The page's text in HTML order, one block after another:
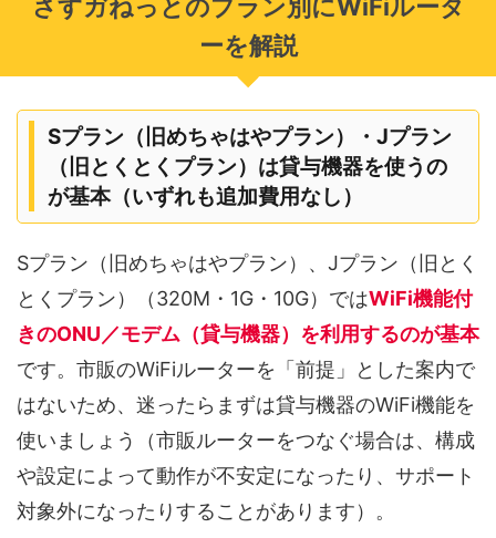
さすガねっとのプラン別にWiFiルータ
ーを解説
Sプラン（旧めちゃはやプラン）・Jプラン
（旧とくとくプラン）は貸与機器を使うの
が基本（いずれも追加費用なし）
Sプラン（旧めちゃはやプラン）、Jプラン（旧とく
とくプラン）（320M・1G・10G）ではWiFi機能付
きのONU／モデム（貸与機器）を利用するのが基本
です。市販のWiFiルーターを「前提」とした案内で
はないため、迷ったらまずは貸与機器のWiFi機能を
使いましょう（市販ルーターをつなぐ場合は、構成
や設定によって動作が不安定になったり、サポート
対象外になったりすることがあります）。